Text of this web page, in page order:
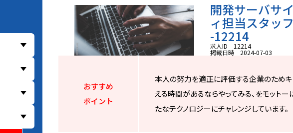
開発サーバサ
ィ担当スタッ
-12214
求人ID 12214
掲載日時 2024-07-03
おすすめ
ポイント
本人の努力を適正に評価する企業のためキ
える時間があるならやってみる、をモット
たなテクノロジーにチャレンジしています。